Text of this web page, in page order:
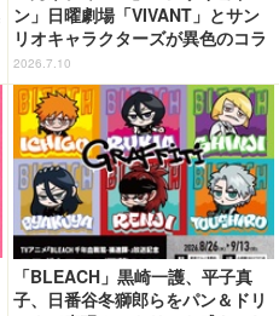
ン」日曜劇場「VIVANT」とサン
リオキャラクターズが異色のコラ
ボ！ファン必見の限定グッズが勢
揃い！東京駅では期間限定ショッ
プも開催中
2026.7.10
「BLEACH」黒崎一護、平子真
子、日番谷冬獅郎らをパン＆ドリ